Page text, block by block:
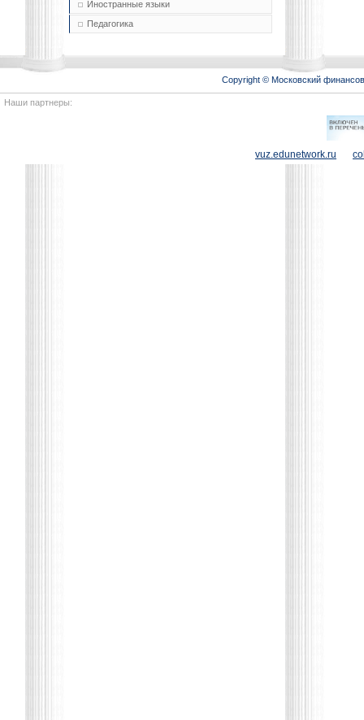
Иностранные языки
Педагогика
Copyright © Московский
Наши партнеры:
vuz.edunetwork.ru